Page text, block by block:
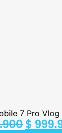
7 Pro Vlog
$